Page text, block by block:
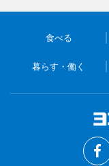
食べる
暮らす・働く